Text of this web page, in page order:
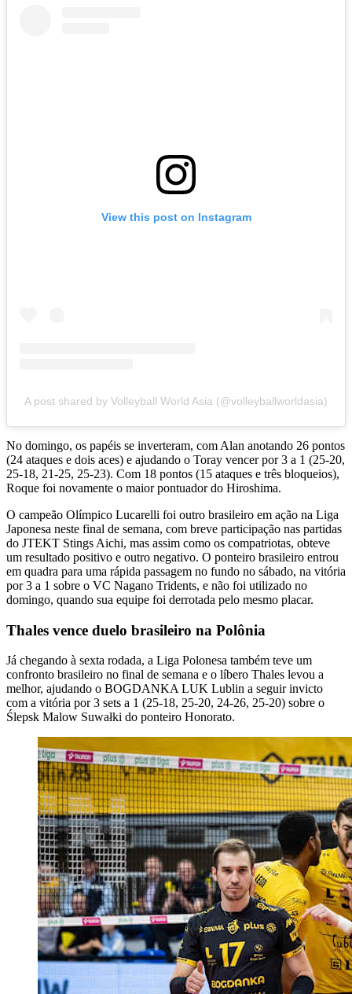
View this post on Instagram
A post shared by Volleyball World Asia (@volleyballworldasia)
No domingo, os papéis se inverteram, com Alan anotando 26 pontos
(24 ataques e dois aces) e ajudando o Toray vencer por 3 a 1 (25-20,
25-18, 21-25, 25-23). Com 18 pontos (15 ataques e três bloqueios),
Roque foi novamente o maior pontuador do Hiroshima.
O campeão Olímpico Lucarelli foi outro brasileiro em ação na Liga
Japonesa neste final de semana, com breve participação nas partidas
do JTEKT Stings Aichi, mas assim como os compatriotas, obteve
um resultado positivo e outro negativo. O ponteiro brasileiro entrou
em quadra para uma rápida passagem no fundo no sábado, na vitória
por 3 a 1 sobre o VC Nagano Tridents, e não foi utilizado no
domingo, quando sua equipe foi derrotada pelo mesmo placar.
Thales vence duelo brasileiro na Polônia
Já chegando à sexta rodada, a Liga Polonesa também teve um
confronto brasileiro no final de semana e o líbero Thales levou a
melhor, ajudando o BOGDANKA LUK Lublin a seguir invicto
com a vitória por 3 sets a 1 (25-18, 25-20, 24-26, 25-20) sobre o
Ślepsk Malow Suwałki do ponteiro Honorato.